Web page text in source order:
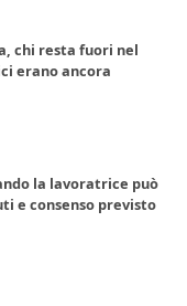
chi resta fuori nel
erano ancora
la lavoratrice può
e consenso previsto